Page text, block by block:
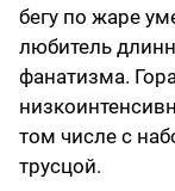
бегу по жаре
любитель
фанатизма.
том числе с
трусцой.